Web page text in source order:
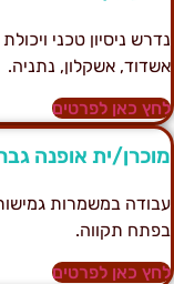
ניסיון טכני
אשקלון, נתניה.
כאן לפרטים
ית אופנה גברים
במשמרות גמישות
תקווה.
כאן לפרטים